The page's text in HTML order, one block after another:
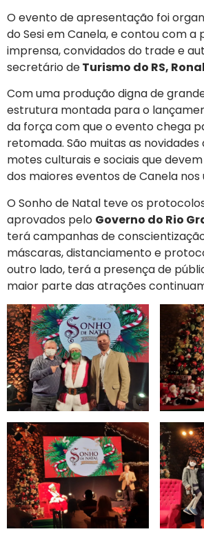
O evento de apresentação foi
do Sesi em Canela, e contou com a
imprensa, convidados do trade e
secretário deTurismo do RS,
Com uma produção digna de
estrutura montada para o
da força com que o evento chega
retomada. São muitas as novidades
motes culturais e sociais que
dos maiores eventos de Canela nos
O Sonho de Natal teve os
aprovados pelo Governo do Rio
terá campanhas de
máscaras, distanciamento e
outro lado, terá a presença de
maior parte das atrações